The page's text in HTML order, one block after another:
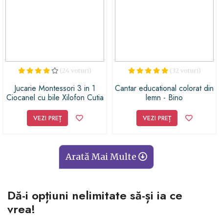
(24 voturi)
Jucarie Montessori 3 in 1
Ciocanel cu bile Xilofon Cutia
VEZI PREȚ
(32 voturi)
Cantar educational colorat din
lemn - Bino
VEZI PREȚ
Arată Mai Multe
Dă-i opțiuni nelimitate să-și ia ce
vrea!